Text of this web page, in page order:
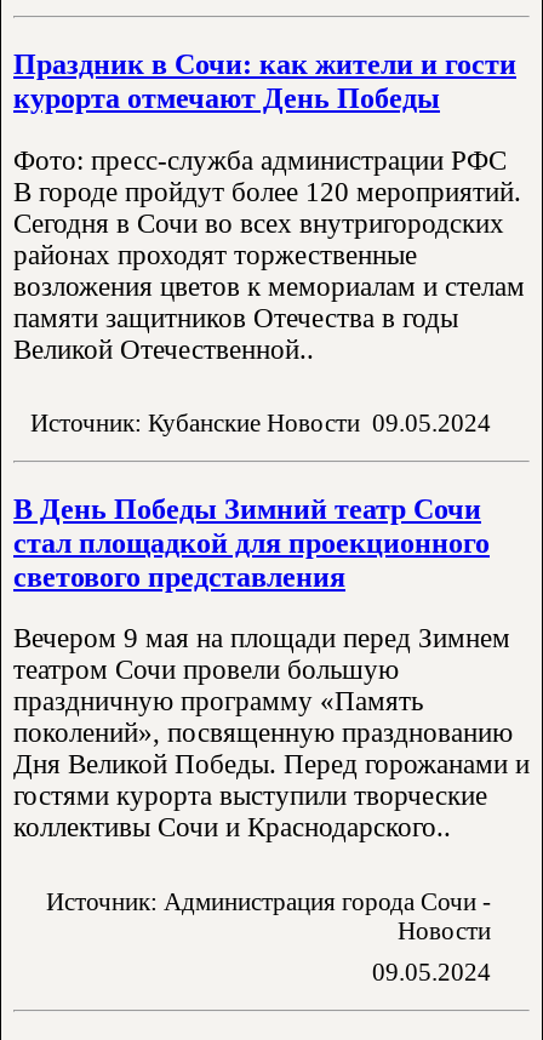
Праздник в Сочи: как жители и гости
курорта отмечают День Победы
Фото: пресс-служба администрации РФС
В городе пройдут более 120 мероприятий.
Сегодня в Сочи во всех внутригородских
районах проходят торжественные
возложения цветов к мемориалам и стелам
памяти защитников Отечества в годы
Великой Отечественной..
Источник: Кубанские Новости 09.05.2024
В День Победы Зимний театр Сочи
стал площадкой для проекционного
светового представления
Вечером 9 мая на площади перед Зимнем
театром Сочи провели большую
праздничную программу «Память
поколений», посвященную празднованию
Дня Великой Победы. Перед горожанами и
гостями курорта выступили творческие
коллективы Сочи и Краснодарского..
Источник: Администрация города Сочи -
Новости
09.05.2024